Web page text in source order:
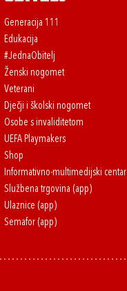
Generacija 111
Edukacija
#JednaObitelj
Ženski nogomet
Veterani
Dječji i školski nogomet
Osobe s invaliditetom
UEFA Playmakers
Shop
Informativno-multimedijski centar
Službena trgovina (app)
Ulaznice (app)
Semafor (app)